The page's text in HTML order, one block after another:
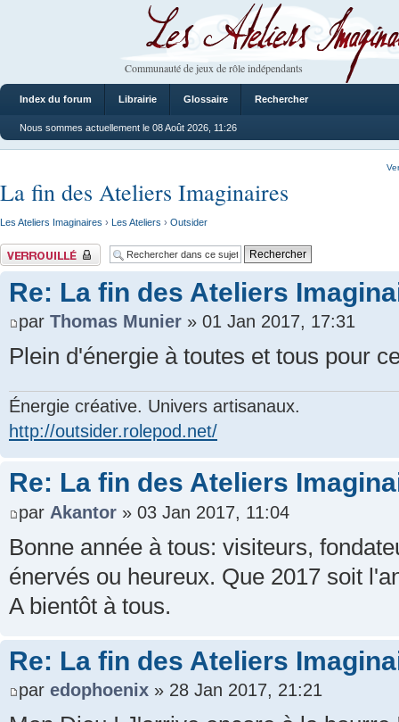
Les Ateliers Imaginaires
Communauté de jeux de rôle indépendants
Index du forum Librairie Glossaire Rechercher
Nous sommes actuellement le 08 Août 2026, 11:26
La fin des Ateliers Imaginaires
Les Ateliers Imaginaires › Les Ateliers › Outsider
Sujet verrouillé
Re: La fin des Ateliers
par Thomas Munier » 01 Jan 2017, 17:31
Plein d'énergie à toutes et tous pour
Énergie créative. Univers artisanaux.
http://outsider.rolepod.net/
Re: La fin des Ateliers
par Akantor » 03 Jan 2017, 11:04
Bonne année à tous: visiteurs,
énervés ou heureux. Que 2017 soit
A bientôt à tous.
Re: La fin des Ateliers
par edophoenix » 28 Jan 2017, 21:21